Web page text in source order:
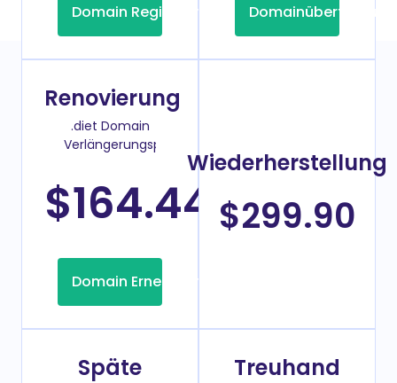
Domain Registrierung Domainübertragung
Renovierung
.diet Domain
Verlängerungspreis
$164.44 /Jahr
Domain Erneuerung
Wiederherstellung
$299.90
Späte
Treuhand